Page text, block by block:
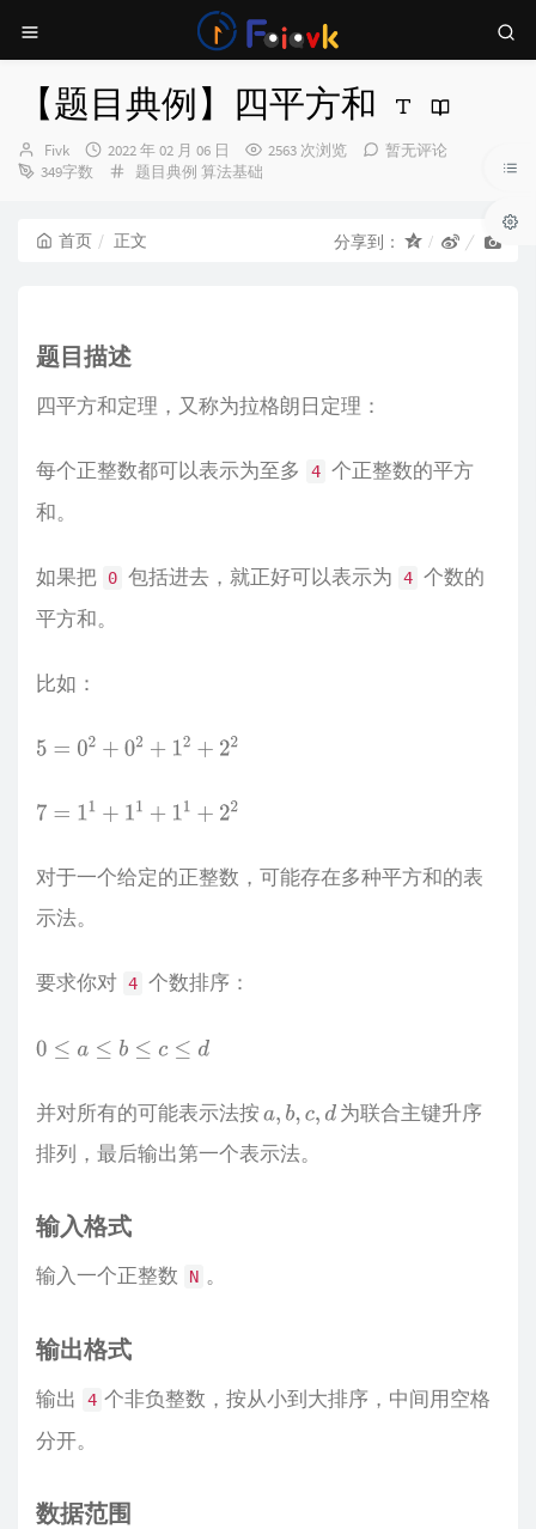
【题目典例】四平方和
博
主：
Fivk
发
布
2022 年 02 月 06 日 2563 次浏览
暂无评论
349字数
分
题目典例 算法基础
首页 正文 分享到：
题目描述
四平方和定理，又称为拉格朗日定理：
每个正整数都可以表示为至多 4 个正整数的平方
和。
如果把 0 包括进去，就正好可以表示为 4 个数的
平方和。
比如：
5=02 +02 +1 2+2 2
7 =11 +11 +1 1+2 2
对于一个给定的正整数，可能存在多种平方和的表
示法。
要求你对 4 个数排序：
0≤a≤ b ≤c≤ d
并对所有的可能表示法按a,b,c,d
为联合主键升序
排列，最后输出第一个表示法。
输入格式
输入一个正整数 N 。
输出格式
输出 4 个非负整数，按从小到大排序，中间用空格
分开。
数据范围